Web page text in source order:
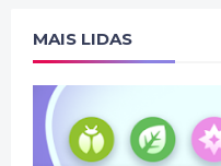
MAIS LIDAS